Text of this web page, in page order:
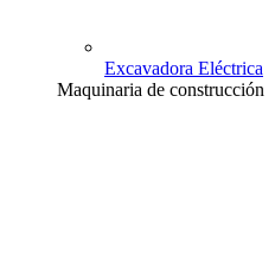
Excavadora Eléctrica
Maquinaria de construcción